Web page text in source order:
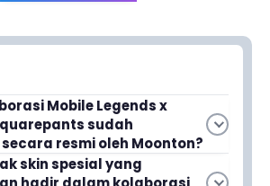
Mobile Legends x
sudah
resmi oleh Moonton?
ini masih berupa bocoran dan
skin spesial yang